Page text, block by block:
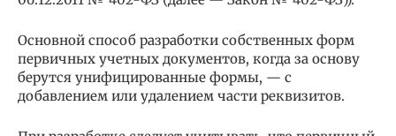
Основной способ разработки собственных форм
первичных учетных документов, когда за основу
берутся унифицированные формы, — с
добавлением или удалением части реквизитов.